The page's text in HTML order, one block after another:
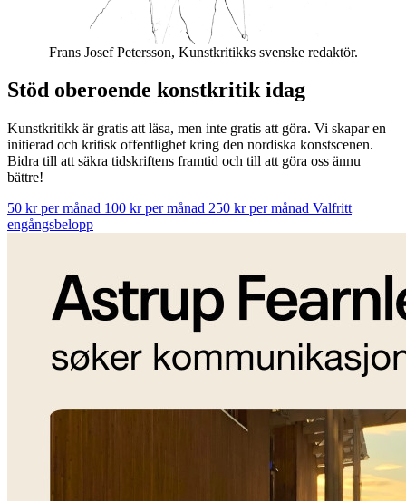
Frans Josef Petersson, Kunstkritikks svenske redaktör.
Stöd oberoende konstkritik idag
Kunstkritikk är gratis att läsa, men inte gratis att göra. Vi skapar en
initierad och kritisk offentlighet kring den nordiska konstscenen.
Bidra till att säkra tidskriftens framtid och till att göra oss ännu
bättre!
50 kr per månad 100 kr per månad 250 kr per månad Valfritt
engångsbelopp